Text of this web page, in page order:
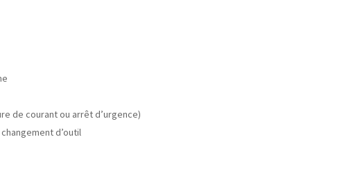
de courant ou arrêt d’urgence)
d’outil